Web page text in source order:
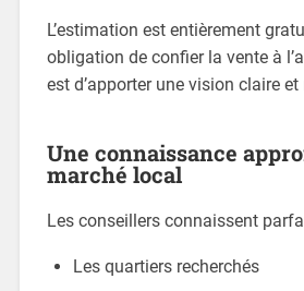
L’estimation est entièrement
obligation de confier la vente à
est d’apporter une vision claire et
Une connaissance
marché local
Les conseillers connaissent
Les quartiers recherchés